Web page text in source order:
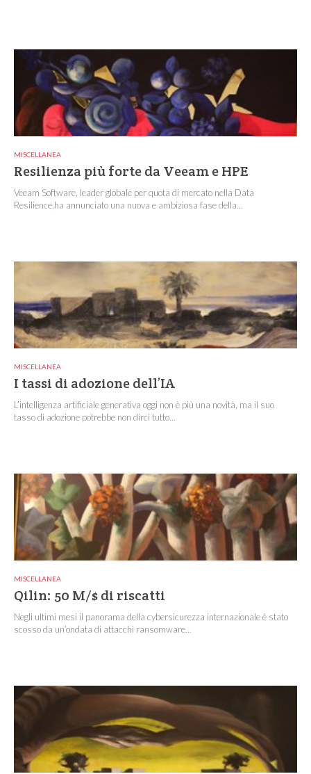
MISCELLANEA
Resilienza più forte da Veeam e HPE
Veeam Software, leader globale per quota di mercato nella Data
Resilience,ha annunciato una nuova e ambiziosa fase della...
MISCELLANEA
I tassi di adozione dell’IA
L’intelligenza artificiale generativa oggi non è più una novità, ma il suo
tasso di adozione potrebbe non dirci tutto...
MISCELLANEA
Qilin: 50 M/$ di riscatti
Negli ultimi mesi il panorama della cybersicurezza internazionale è stato
scosso da un’ondata di attacchi ransomware...